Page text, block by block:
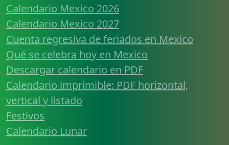
Calendario Mexico 2026
Calendario Mexico 2027
Cuenta regresiva de feriados en Mexico
Qué se celebra hoy en Mexico
Descargar calendario en PDF
Calendario imprimible: PDF horizontal,
vertical y listado
Festivos
Calendario Lunar